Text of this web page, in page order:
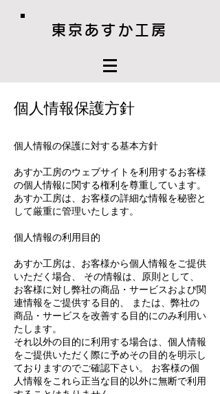
東京あすか工房
個人情報保護方針
個人情報の保護に対する基本方針
あすか工房のウェブサイトを利用するお客様
の個人情報に関する権利を尊重しています。
あすか工房は、お客様の詳細な情報を秘密と
して厳重に管理いたします。
個人情報の利用目的
あすか工房は、お客様から個人情報をご提供
いただく場合、 その情報は、原則として、
お客様に対し弊社の商品・サービスおよび関
連情報をご提供する目的、 または、弊社の
商品・サービスを改善する目的にのみ利用い
たします。
それ以外の目的に利用する場合は、個人情報
をご提供いただく際に予めその目的を明示し
ておりますのでご確認下さい。 お客様の個
人情報をこれら正当な目的以外に無断で利用